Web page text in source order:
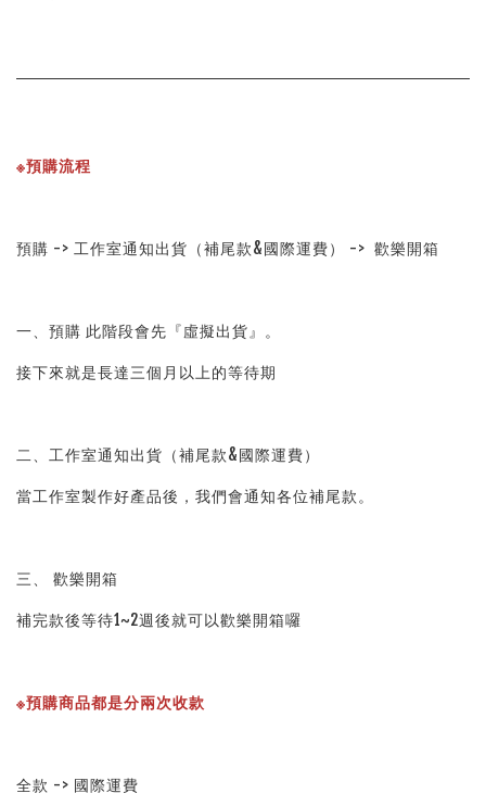
※預購流程
預購 -> 工作室通知出貨（補尾款&國際運費） ->  歡樂開箱
一、預購 此階段會先『虛擬出貨』。
接下來就是長達三個月以上的等待期
二、工作室通知出貨（補尾款&國際運費）
當工作室製作好產品後，我們會通知各位補尾款。
三、 歡樂開箱
補完款後等待1~2週後就可以歡樂開箱囉
※預購商品都是分兩次收款
全款 -> 國際運費